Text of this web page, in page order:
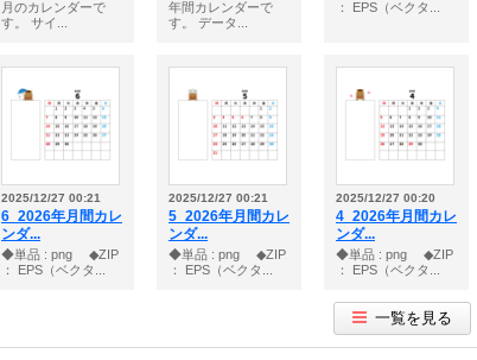
月のカレンダーで
す。 サイ...
年間カレンダーで
す。 データ...
： EPS（ベクタ...
2025/12/27 00:21
6_2026年月間カレ
ンダ...
◆単品 : png ◆ZIP
： EPS（ベクタ...
2025/12/27 00:21
5_2026年月間カレ
ンダ...
◆単品 : png ◆ZIP
： EPS（ベクタ...
2025/12/27 00:20
4_2026年月間カレ
ンダ...
◆単品 : png ◆ZIP
： EPS（ベクタ...
一覧を見る